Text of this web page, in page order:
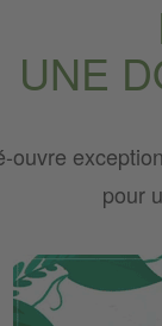
UNE
ouvre
pour